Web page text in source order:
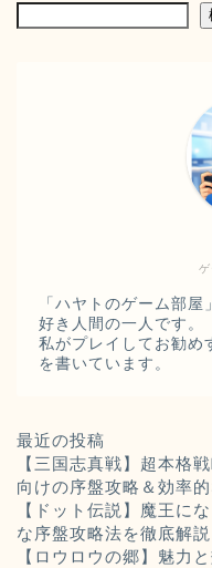
「ハヤトのゲーム部
好き人間の一人です。
私がプレイしてお勧め
を書いています。
最近の投稿
【三国志真戦】超本格
向けの序盤攻略＆効率
【ドット伝説】魔王に
な序盤攻略法を徹底解説
【ロウロウの郷】魅力